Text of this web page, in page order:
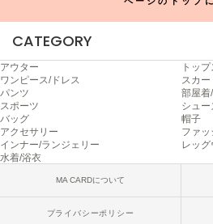
ORGUE
オルグ
ORR
オル
PATRICK
パトリック
CATEGORY
アウター
トップ
ワンピース/ドレス
スカー
パンツ
部屋着
スポーツ
シュー
バッグ
帽子
アクセサリー
ファ
インナー/ランジェリー
レッ
水着/浴衣
MA CARDについて
プライバシーポリシー